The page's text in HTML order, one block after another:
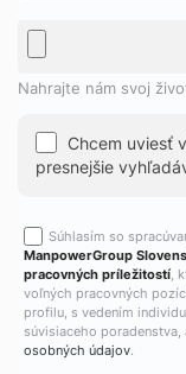
Nahrajte nám svoj
Chcem uviesť
presnejšie
Súhlasím so
ManpowerGroup
pracovných príležitostí,
voľných pracovných
profilu, s vedením
súvisiaceho poradenstva,
osobných údajov.